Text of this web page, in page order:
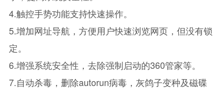
4.触控手势功能支持快速操作。
5.增加网址导航，方便用户快速浏览网页，但没有锁
定。
6.增强系统安全性，去除强制启动的360管家等。
7.自动杀毒，删除autorun病毒，灰鸽子变种及磁碟